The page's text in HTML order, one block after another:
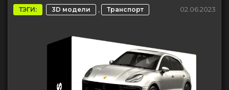
ТЭГИ: 3D модели , Транспорт 02.06.2023